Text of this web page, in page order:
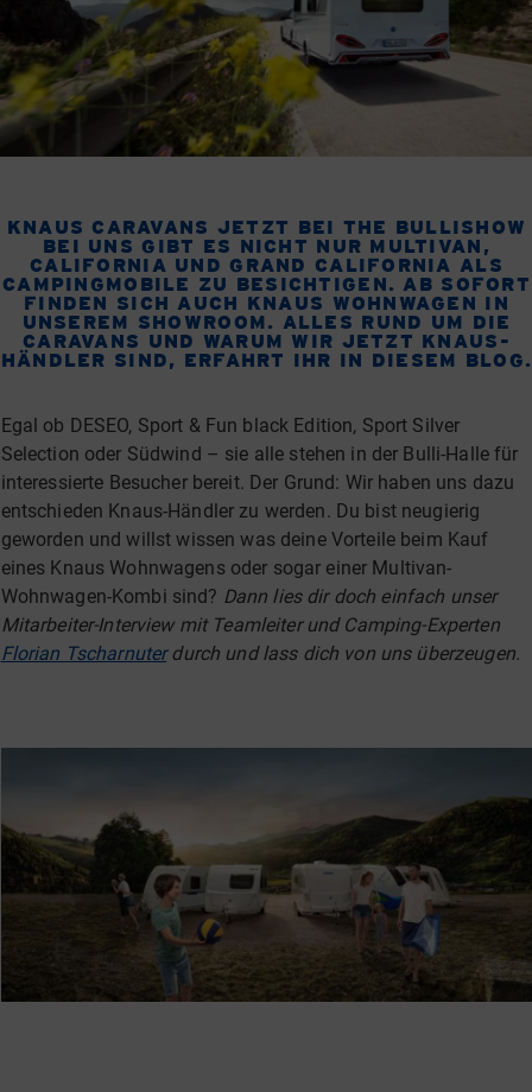
KNAUS CARAVANS JETZT BEI THE BULLISHOW
BEI UNS GIBT ES NICHT NUR MULTIVAN,
CALIFORNIA UND GRAND CALIFORNIA ALS
CAMPINGMOBILE ZU BESICHTIGEN. AB SOFORT
FINDEN SICH AUCH KNAUS WOHNWAGEN IN
UNSEREM SHOWROOM. ALLES RUND UM DIE
CARAVANS UND WARUM WIR JETZT KNAUS-
HÄNDLER SIND, ERFAHRT IHR IN DIESEM BLOG.
Egal ob DESEO, Sport & Fun black Edition, Sport Silver
Selection oder Südwind – sie alle stehen in der Bulli-Halle für
interessierte Besucher bereit. Der Grund: Wir haben uns dazu
entschieden Knaus-Händler zu werden. Du bist neugierig
geworden und willst wissen was deine Vorteile beim Kauf
eines Knaus Wohnwagens oder sogar einer Multivan-
Wohnwagen-Kombi sind? Dann lies dir doch einfach unser
Mitarbeiter-Interview mit Teamleiter und Camping-Experten
Florian Tscharnuterdurch und lass dich von uns überzeugen.